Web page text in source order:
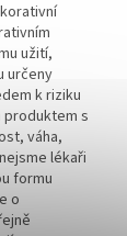
užití,
určeny
k riziku
produktem s
váha,
lékaři
formu
o